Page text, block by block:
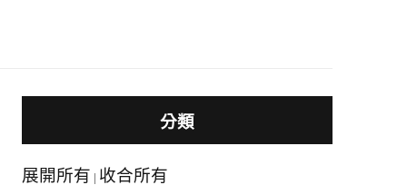
分類
展開所有 | 收合所有